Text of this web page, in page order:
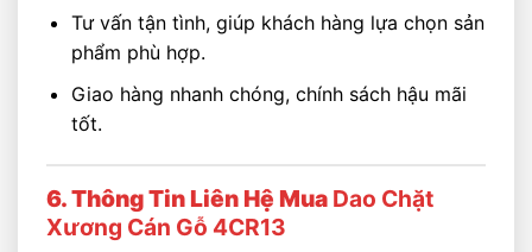
Tư vấn tận tình, giúp khách hàng lựa chọn sản
phẩm phù hợp.
Giao hàng nhanh chóng, chính sách hậu mãi
tốt.
6. Thông Tin Liên Hệ Mua Dao Chặt
Xương Cán Gỗ 4CR13